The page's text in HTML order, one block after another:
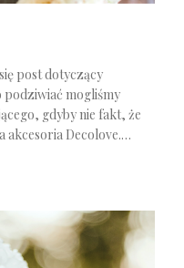
post dotyczący
podziwiać mogliśmy
gdyby nie fakt, że
akcesoria Decolove.